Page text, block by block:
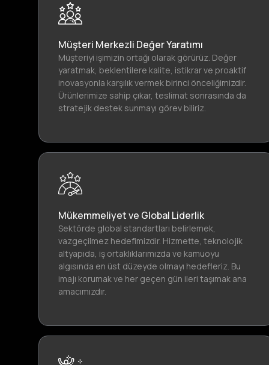
Müşteri Merkezli Değer Yaratımı
Müşteriyi işimizin ortağı olarak görürüz. Değer
yaratmak, beklentilere kalite, istikrar ve proaktif
inovasyonla karşılık vermek birinci önceliğimizdir.
Ürünlerimize sahip çıkar, teslimat sonrasında da
stratejik destek sunmayı görev biliriz.
Mükemmeliyet ve Global Liderlik
Sektörde global standartları belirlemek,
vazgeçilmez hedefimizdir. Hizmette, teknolojik
altyapıda, iş ortaklıklarımızda ve kamuoyu
algısında en üst düzeyde olmayı hedefleriz. Bu
imajı korumak ve her geçen gün ileri taşımak ana
amacımızdır.